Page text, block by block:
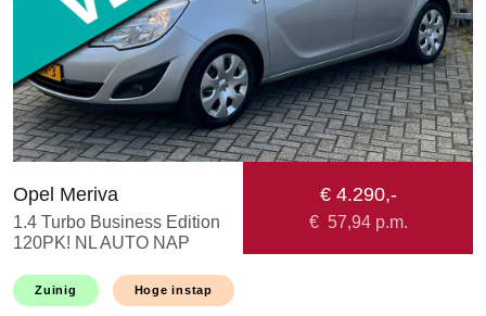
Opel Meriva
1.4 Turbo Business Edition
120PK! NL AUTO NAP
CRUISE l AIRCO l
TREKHAAK l LMV l
€ 4.290,-
€ 57,94p.m.
Zuinig Hoge instap